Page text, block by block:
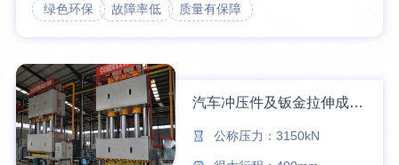
绿色环保 故障率低 质量有保障
汽车冲压件及钣金拉伸成型件液压机现场
公称压力：3150kN